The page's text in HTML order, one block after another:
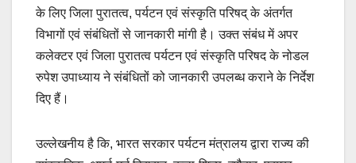
के लिए जिला पुरातत्व, पर्यटन एवं संस्कृति परिषद् के अंतर्गत
विभागों एवं संबंधितों से जानकारी मांगी है। उक्त संबंध में अपर
कलेक्टर एवं जिला पुरातत्व पर्यटन एवं संस्कृति परिषद के नोडल
रुपेश उपाध्याय ने संबंधितों को जानकारी उपलब्ध कराने के निर्देश
दिए हैं।
उल्लेखनीय है कि, भारत सरकार पर्यटन मंत्रालय द्वारा राज्य की